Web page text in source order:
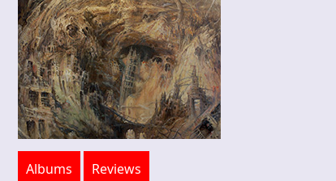
Albums Reviews